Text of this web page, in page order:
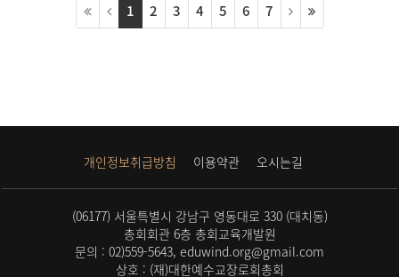
1 2 3 4 5 6 7
개인정보취급방침 이용약관 오시는길
(06177) 서울특별시 강남구 영동대로 330 (대치동)
총회회관 6층 총회교육개발원
문의 : 02)559-5643, eduwind.org@gmail.com
상호 : (재)대한예수교장로회총회